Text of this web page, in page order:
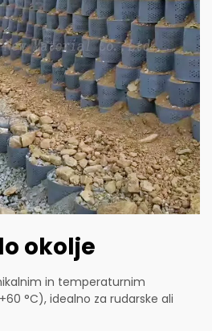
okolje
in temperaturnim
°C), idealno za rudarske ali